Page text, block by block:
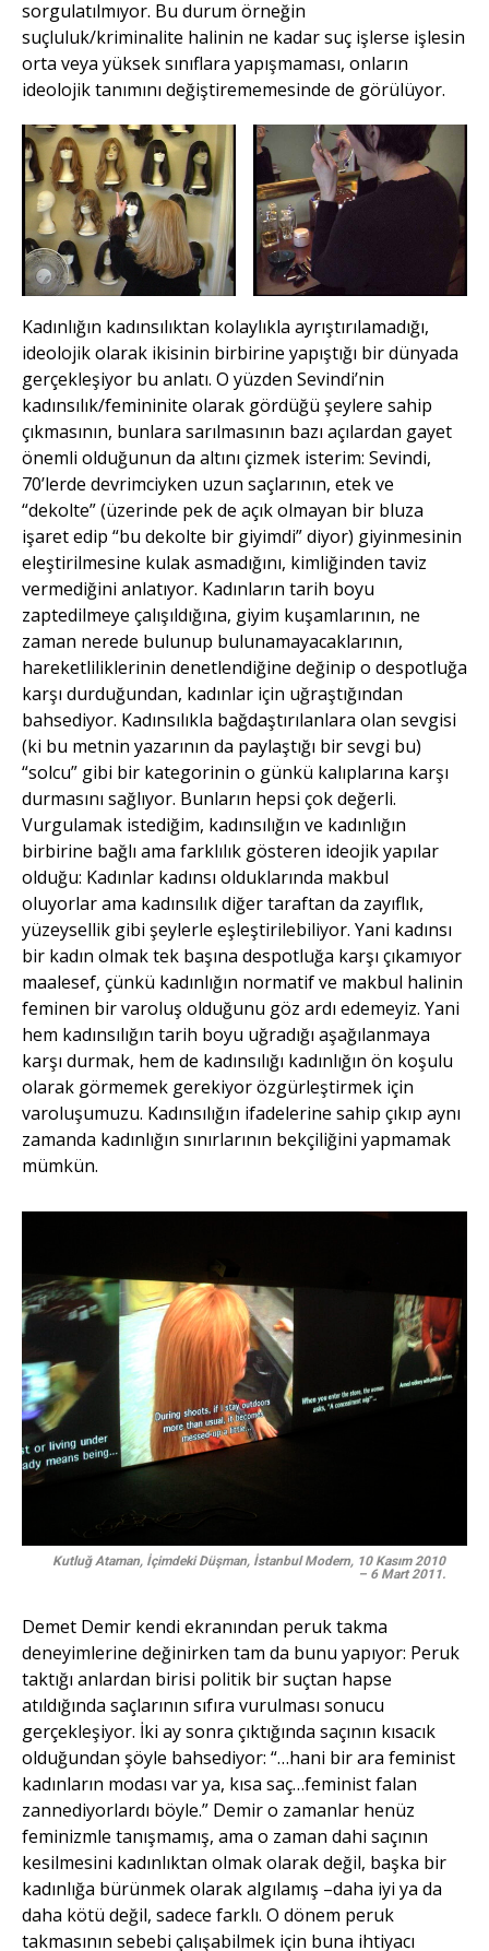
sorgulatılmıyor. Bu durum örneğin
suçluluk/kriminalite halinin ne kadar suç işlerse işlesin
orta veya yüksek sınıflara yapışmaması, onların
ideolojik tanımını değiştirememesinde de görülüyor.
Kadınlığın kadınsılıktan kolaylıkla ayrıştırılamadığı,
ideolojik olarak ikisinin birbirine yapıştığı bir dünyada
gerçekleşiyor bu anlatı. O yüzden Sevindi’nin
kadınsılık/femininite olarak gördüğü şeylere sahip
çıkmasının, bunlara sarılmasının bazı açılardan gayet
önemli olduğunun da altını çizmek isterim: Sevindi,
70’lerde devrimciyken uzun saçlarının, etek ve
“dekolte” (üzerinde pek de açık olmayan bir bluza
işaret edip “bu dekolte bir giyimdi” diyor) giyinmesinin
eleştirilmesine kulak asmadığını, kimliğinden taviz
vermediğini anlatıyor. Kadınların tarih boyu
zaptedilmeye çalışıldığına, giyim kuşamlarının, ne
zaman nerede bulunup bulunamayacaklarının,
hareketliliklerinin denetlendiğine değinip o despotluğa
karşı durduğundan, kadınlar için uğraştığından
bahsediyor. Kadınsılıkla bağdaştırılanlara olan sevgisi
(ki bu metnin yazarının da paylaştığı bir sevgi bu)
“solcu” gibi bir kategorinin o günkü kalıplarına karşı
durmasını sağlıyor. Bunların hepsi çok değerli.
Vurgulamak istediğim, kadınsılığın ve kadınlığın
birbirine bağlı ama farklılık gösteren ideojik yapılar
olduğu: Kadınlar kadınsı olduklarında makbul
oluyorlar ama kadınsılık diğer taraftan da zayıflık,
yüzeysellik gibi şeylerle eşleştirilebiliyor. Yani kadınsı
bir kadın olmak tek başına despotluğa karşı çıkamıyor
maalesef, çünkü kadınlığın normatif ve makbul halinin
feminen bir varoluş olduğunu göz ardı edemeyiz. Yani
hem kadınsılığın tarih boyu uğradığı aşağılanmaya
karşı durmak, hem de kadınsılığı kadınlığın ön koşulu
olarak görmemek gerekiyor özgürleştirmek için
varoluşumuzu. Kadınsılığın ifadelerine sahip çıkıp aynı
zamanda kadınlığın sınırlarının bekçiliğini yapmamak
mümkün.
Kutluğ Ataman, İçimdeki Düşman, İstanbul Modern, 10 Kasım 2010
– 6 Mart 2011.
Demet Demir kendi ekranından peruk takma
deneyimlerine değinirken tam da bunu yapıyor: Peruk
taktığı anlardan birisi politik bir suçtan hapse
atıldığında saçlarının sıfıra vurulması sonucu
gerçekleşiyor. İki ay sonra çıktığında saçının kısacık
olduğundan şöyle bahsediyor: “…hani bir ara feminist
kadınların modası var ya, kısa saç…feminist falan
zannediyorlardı böyle.” Demir o zamanlar henüz
feminizmle tanışmamış, ama o zaman dahi saçının
kesilmesini kadınlıktan olmak olarak değil, başka bir
kadınlığa bürünmek olarak algılamış –daha iyi ya da
daha kötü değil, sadece farklı. O dönem peruk
takmasının sebebi çalışabilmek için buna ihtiyacı